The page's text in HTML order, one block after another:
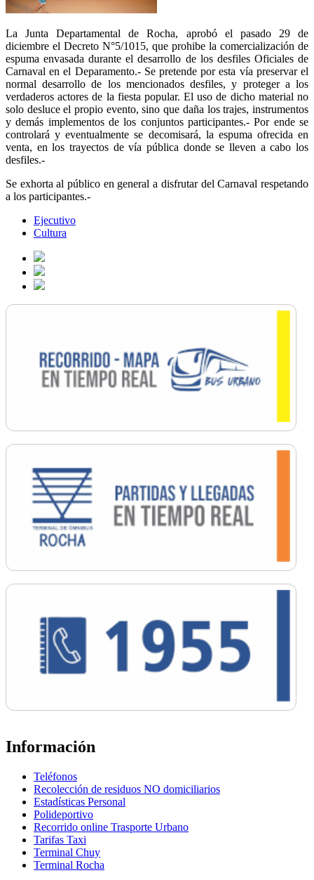
La Junta Departamental de Rocha, aprobó el pasado 29 de
diciembre el Decreto N°5/1015, que prohibe la comercialización de
espuma envasada durante el desarrollo de los desfiles Oficiales de
Carnaval en el Deparamento.- Se pretende por esta vía preservar el
normal desarrollo de los mencionados desfiles, y proteger a los
verdaderos actores de la fiesta popular. El uso de dicho material no
solo desluce el propio evento, sino que daña los trajes, instrumentos
y demás implementos de los conjuntos participantes.- Por ende se
controlará y eventualmente se decomisará, la espuma ofrecida en
venta, en los trayectos de vía pública donde se lleven a cabo los
desfiles.-
Se exhorta al público en general a disfrutar del Carnaval respetando
a los participantes.-
Ejecutivo
Cultura
Información
Teléfonos
Recolección de residuos NO domiciliarios
Estadísticas Personal
Polideportivo
Recorrido online Trasporte Urbano
Tarifas Taxi
Terminal Chuy
Terminal Rocha